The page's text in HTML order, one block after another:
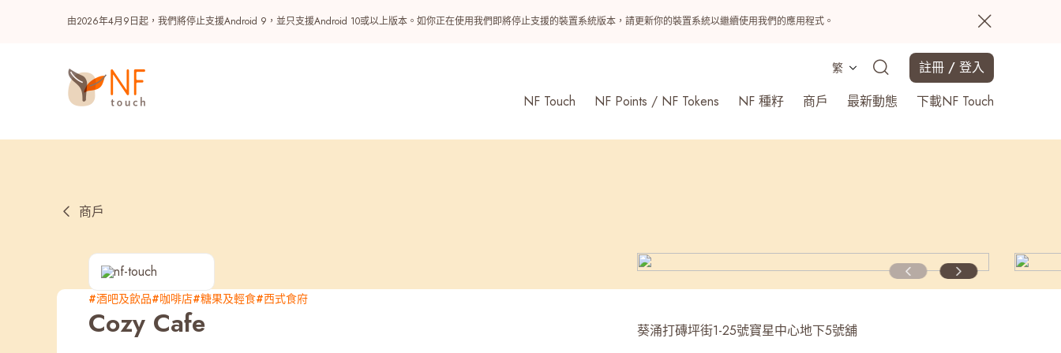
由2026年4月9日起，我們將停止支援Android 9，並只支援Android 10或以上版本。如你正在使用我們即將停止支援的裝置系統版本，請更新你的裝置系統以繼續使用我們的應用程式。
繁
註冊 / 登入
NF Touch
NF Points / NF Tokens NF 種籽 商戶 最新動態 下載NF Touch
熱門
NF 種籽 NF Points
商戶
#酒吧及飲品#咖啡店#糖果及輕食#西式食府
Cozy Cafe 葵涌打磚坪街1-25號寶星中心地下5號舖